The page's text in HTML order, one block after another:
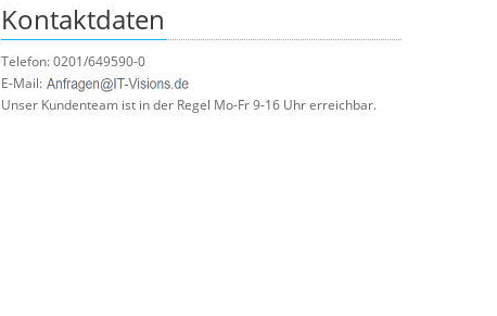
Kontaktdaten
Telefon: 0201/649590-0
E-Mail:
Unser Kundenteam ist in der Regel Mo-Fr 9-16 Uhr erreichbar.